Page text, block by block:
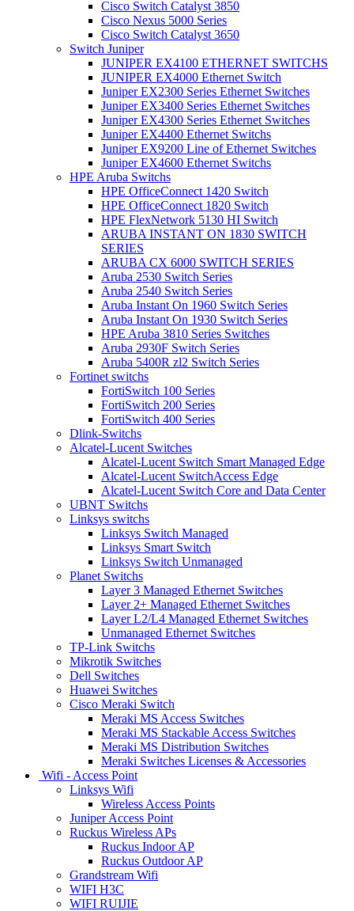
Cisco Switch Catalyst 3850
Cisco Nexus 5000 Series
Cisco Switch Catalyst 3650
Switch Juniper
JUNIPER EX4100 ETHERNET SWITCHS
JUNIPER EX4000 Ethernet Switch
Juniper EX2300 Series Ethernet Switches
Juniper EX3400 Series Ethernet Switches
Juniper EX4300 Series Ethernet Switches
Juniper EX4400 Ethernet Switchs
Juniper EX9200 Line of Ethernet Switches
Juniper EX4600 Ethernet Switchs
HPE Aruba Switchs
HPE OfficeConnect 1420 Switch
HPE OfficeConnect 1820 Switch
HPE FlexNetwork 5130 HI Switch
ARUBA INSTANT ON 1830 SWITCH
SERIES
ARUBA CX 6000 SWITCH SERIES
Aruba 2530 Switch Series
Aruba 2540 Switch Series
Aruba Instant On 1960 Switch Series
Aruba Instant On 1930 Switch Series
HPE Aruba 3810 Series Switches
Aruba 2930F Switch Series
Aruba 5400R zl2 Switch Series
Fortinet switchs
FortiSwitch 100 Series
FortiSwitch 200 Series
FortiSwitch 400 Series
Dlink-Switchs
Alcatel-Lucent Switches
Alcatel-Lucent Switch Smart Managed Edge
Alcatel-Lucent SwitchAccess Edge
Alcatel-Lucent Switch Core and Data Center
UBNT Switchs
Linksys switchs
Linksys Switch Managed
Linksys Smart Switch
Linksys Switch Unmanaged
Planet Switchs
Layer 3 Managed Ethernet Switches
Layer 2+ Managed Ethernet Switches
Layer L2/L4 Managed Ethernet Switches
Unmanaged Ethernet Switches
TP-Link Switchs
Mikrotik Switches
Dell Switches
Huawei Switches
Cisco Meraki Switch
Meraki MS Access Switches
Meraki MS Stackable Access Switches
Meraki MS Distribution Switches
Meraki Switches Licenses & Accessories
Wifi - Access Point
Linksys Wifi
Wireless Access Points
Juniper Access Point
Ruckus Wireless APs
Ruckus Indoor AP
Ruckus Outdoor AP
Grandstream Wifi
WIFI H3C
WIFI RUIJIE